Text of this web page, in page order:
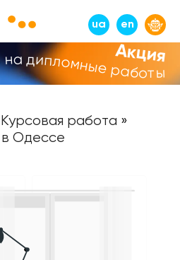
ua en
Акция
на дипломные работы
Курсовая работа »
Одессе